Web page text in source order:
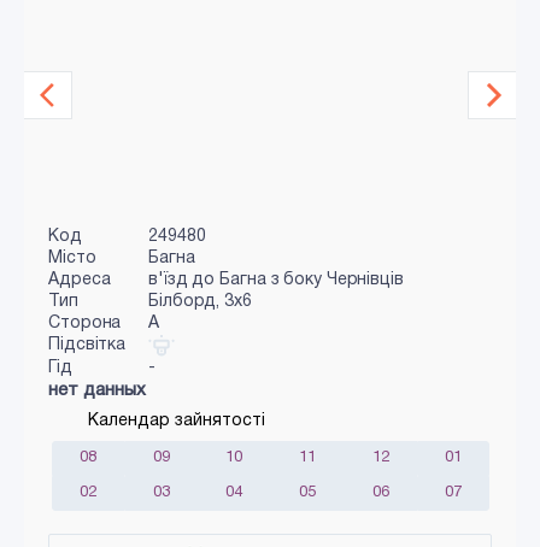
Код
249480
Місто
Багна
Адреса
в'їзд до Багна з боку Чернівців
Тип
Білборд, 3х6
Сторона
A
Підсвітка
Гід
-
нет данных
Календар зайнятості
08 09 10 11 12 01
02 03 04 05 06 07